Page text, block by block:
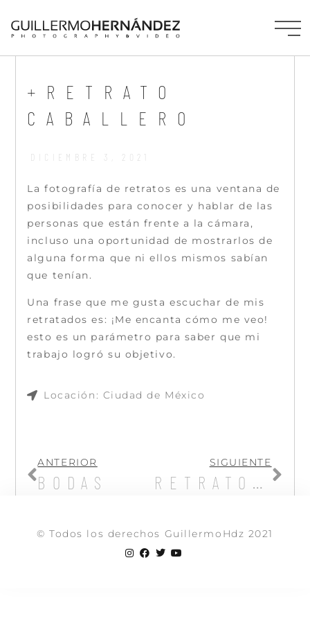
+RETRATO
CABALLERO
DICIEMBRE 3, 2021
La fotografía de retratos es una ventana de
posibilidades para conocer y hablar de las
personas que están frente a la cámara,
incluso una oportunidad de mostrarlos de
alguna forma que ni ellos mismos sabían
que tenían.
Una frase que me gusta escuchar de mis
retratados es: ¡Me encanta cómo me veo!
esto es un parámetro para saber que mi
trabajo logró su objetivo.
Locación: Ciudad de México
ANTERIOR
BODAS
SIGUIENTE
RETRATO DAMA
© Todos los derechos GuillermoHdz 2021